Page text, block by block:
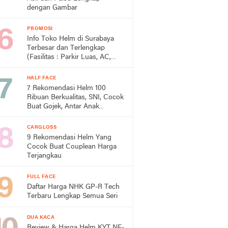
dengan Gambar
PROMOSI
Info Toko Helm di Surabaya
Terbesar dan Terlengkap
(Fasilitas : Parkir Luas, AC,
HALF FACE
7 Rekomendasi Helm 100
Ribuan Berkualitas, SNI, Cocok
Buat Gojek, Antar Anak
CARGLOSS
9 Rekomendasi Helm Yang
Cocok Buat Couplean Harga
Terjangkau
FULL FACE
Daftar Harga NHK GP-R Tech
Terbaru Lengkap Semua Seri
DUA KACA